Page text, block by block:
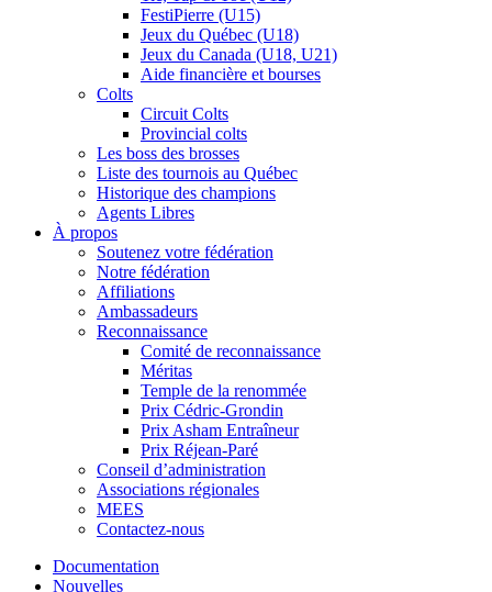
FestiPierre (U15)
Jeux du Québec (U18)
Jeux du Canada (U18, U21)
Aide financière et bourses
Colts
Circuit Colts
Provincial colts
Les boss des brosses
Liste des tournois au Québec
Historique des champions
Agents Libres
À propos
Soutenez votre fédération
Notre fédération
Affiliations
Ambassadeurs
Reconnaissance
Comité de reconnaissance
Méritas
Temple de la renommée
Prix Cédric-Grondin
Prix Asham Entraîneur
Prix Réjean-Paré
Conseil d’administration
Associations régionales
MEES
Contactez-nous
Documentation
Nouvelles